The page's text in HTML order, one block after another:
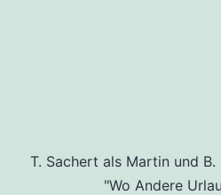
T. Sachert als Martin und B.
"Wo Andere